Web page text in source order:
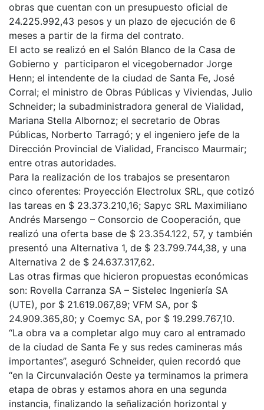
obras que cuentan con un presupuesto oficial de
24.225.992,43 pesos y un plazo de ejecución de 6
meses a partir de la firma del contrato.
El acto se realizó en el Salón Blanco de la Casa de
Gobierno y participaron el vicegobernador Jorge
Henn; el intendente de la ciudad de Santa Fe, José
Corral; el ministro de Obras Públicas y Viviendas, Julio
Schneider; la subadministradora general de Vialidad,
Mariana Stella Albornoz; el secretario de Obras
Públicas, Norberto Tarragó; y el ingeniero jefe de la
Dirección Provincial de Vialidad, Francisco Maurmair;
entre otras autoridades.
Para la realización de los trabajos se presentaron
cinco oferentes: Proyección Electrolux SRL, que cotizó
las tareas en $ 23.373.210,16; Sapyc SRL Maximiliano
Andrés Marsengo – Consorcio de Cooperación, que
realizó una oferta base de $ 23.354.122, 57, y también
presentó una Alternativa 1, de $ 23.799.744,38, y una
Alternativa 2 de $ 24.637.317,62.
Las otras firmas que hicieron propuestas económicas
son: Rovella Carranza SA – Sistelec Ingeniería SA
(UTE), por $ 21.619.067,89; VFM SA, por $
24.909.365,80; y Coemyc SA, por $ 19.299.767,10.
“La obra va a completar algo muy caro al entramado
de la ciudad de Santa Fe y sus redes camineras más
importantes”, aseguró Schneider, quien recordó que
“en la Circunvalación Oeste ya terminamos la primera
etapa de obras y estamos ahora en una segunda
instancia, finalizando la señalización horizontal y